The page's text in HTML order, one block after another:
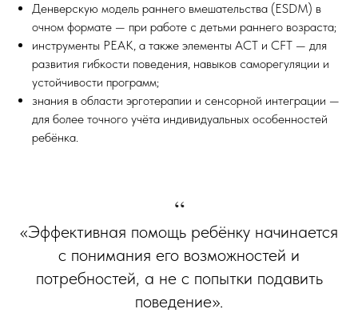
Денверскую модель раннего вмешательства (ESDM) в
очном формате — при работе с детьми раннего возраста;
инструменты PEAK, а также элементы ACT и CFT — для
развития гибкости поведения, навыков саморегуляции и
устойчивости программ;
знания в области эрготерапии и сенсорной интеграции —
для более точного учёта индивидуальных особенностей
ребёнка.
“
«Эффективная помощь ребёнку начинается
с понимания его возможностей и
потребностей, а не с попытки подавить
поведение».